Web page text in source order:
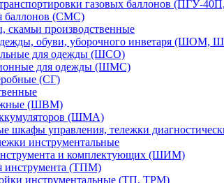
газовых баллонов (ПГУ-
баллонов (СМС)
производственные
обуви, уборочного инветаря (ШОМ,
для одежды (ШСО)
для одежды (ШМС)
(СГ)
(ШВМ)
(ШМА)
шкафы управления, тележки
инструментальные
и комплектующих (ШИМ)
инструмента (ТПМ)
инструментальные (ТП, ТРМ)